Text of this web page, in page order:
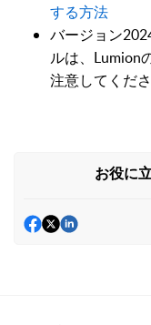
する方法
バージョン
ルは、Lumion
注意してくださ
お役に